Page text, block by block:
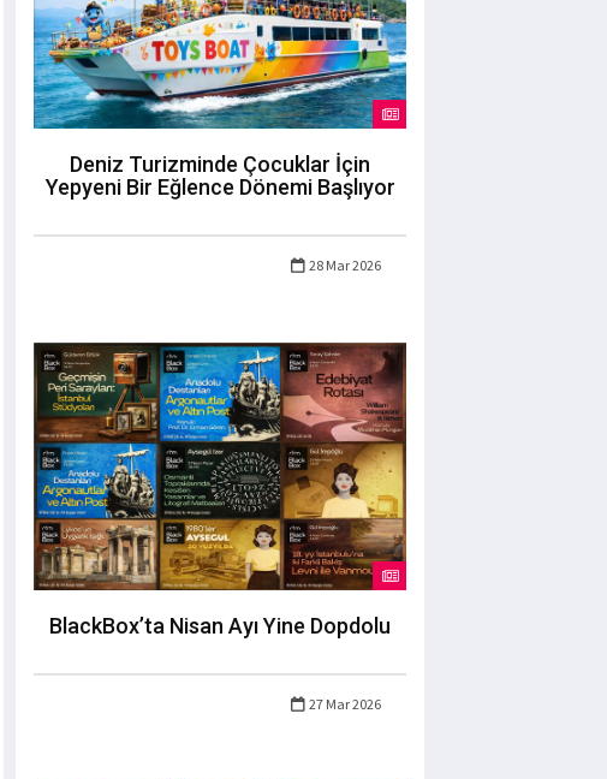
Deniz Turizminde Çocuklar İçin
Yepyeni Bir Eğlence Dönemi Başlıyor
28 Mar 2026
BlackBox’ta Nisan Ayı Yine Dopdolu
27 Mar 2026